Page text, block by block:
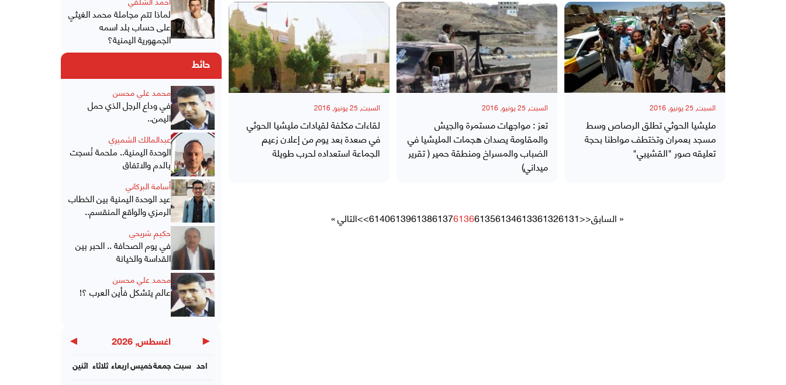
السبت, 25 يونيو, 2016
مليشيا الحوثي تطلق الرصاص وسط
مسجد بعمران وتختطف مواطنا بحجة
تعليقه صور "القشيبي"
السبت, 25 يونيو, 2016
تعز : مواجهات مستمرة والجيش
والمقاومة يصدان هجمات المليشيا في
الضباب والمسراخ ومنطقة حمير ( تقرير
ميداني)
السبت, 25 يونيو, 2016
لقاءات مكثفة لقيادات مليشيا الحوثي
في صعدة بعد يوم من إعلان زعيم
الجماعة استعداده لحرب طويلة
« السابق<<
6131
6132
6133
6134
6135
6136
6137
6138
6139
6140
>>التالي »
لماذا تتم مجاملة محمد الغيثي
على حساب بلد اسمه
الجمهورية اليمنية؟
حائط
محمد علي محسن
في وداع الرجل الذي حمل
اليمن..
عبدالمالك الشميري
الوحدة اليمنية.. ملحمة نُسجت
بالدم والاتفاق
أسامة البركاني
عيد الوحدة اليمنية بين الخطاب
الرمزي والواقع المنقسم..
حكيم شريحي
في يوم الصحافة .. الحبر بين
القداسة والخيانة
محمد علي محسن
عالم يتشكل فأين العرب ؟!
◀ اغسطس, 2026 ▶
اثنين ثلاثاء اربعاءخميسجمعة سبت احد